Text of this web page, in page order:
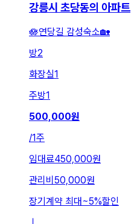
강릉시 초당동의 아파트
🪷연당길 감성숙소🏡
방2
화장실1
주방1
500,000원
/1주
임대료450,000원
관리비 50,000원
장기계약 최대~5%할인